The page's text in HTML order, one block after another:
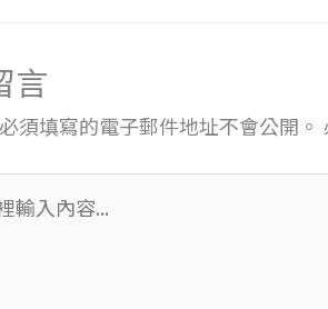
言
須填寫的電子郵件地址不會公開。